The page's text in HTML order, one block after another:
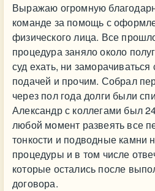
Выражаю огромную
команде за помощь с
физического лица. Все
процедура заняло около
суд ехать, ни
подачей и прочим. Собрал
через пол года долги были
Александр с коллегами был
любой момент развеять все
тонкости и подводные камни
процедуры и в том числе
которые остались после
договора.